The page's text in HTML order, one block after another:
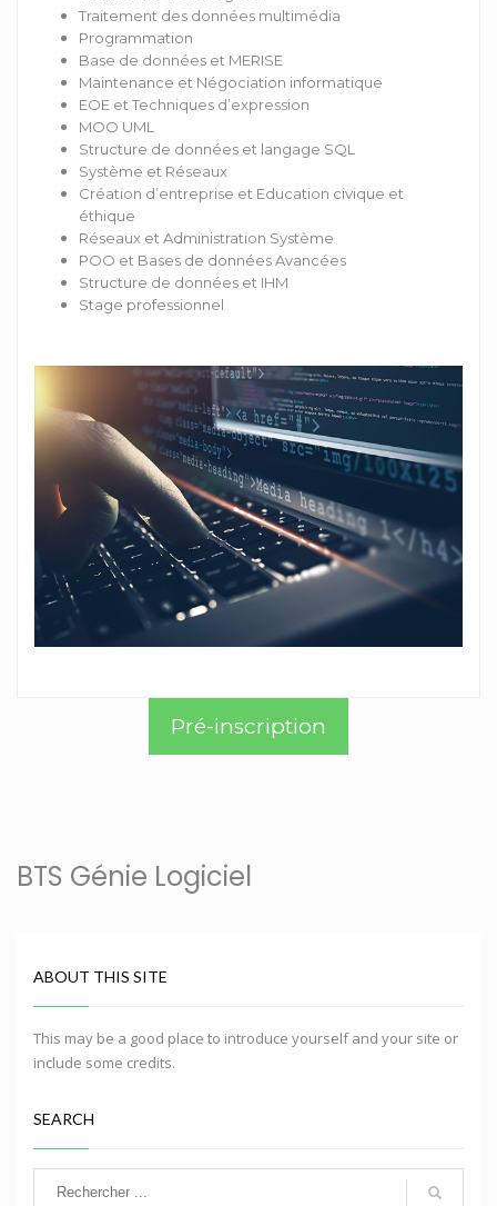
Traitement des données multimédia
Programmation
Base de données et MERISE
Maintenance et Négociation informatique
EOE et Techniques d’expression
MOO UML
Structure de données et langage SQL
Système et Réseaux
Création d’entreprise et Education civique et
éthique
Réseaux et Administration Système
POO et Bases de données Avancées
Structure de données et IHM
Stage professionnel
Pré-inscription
BTS Génie Logiciel
ABOUT THIS SITE
This may be a good place to introduce yourself and your site or
include some credits.
SEARCH